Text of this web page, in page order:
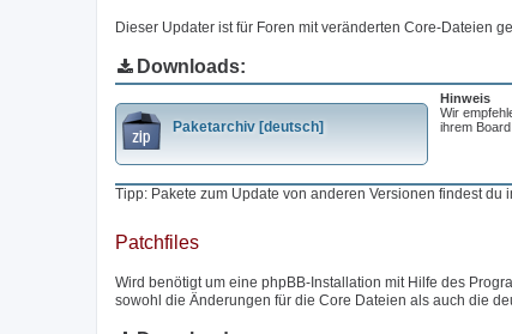
Dieser Updater ist für Foren mit veränderten Core-Dateien
Downloads:
Paketarchiv [deutsch]
Hinweis
Wir
ihrem
Tipp: Pakete zum Update von anderen Versionen findest du
Patchfiles
Wird benötigt um eine phpBB-Installation mit Hilfe des
sowohl die Änderungen für die Core Dateien als auch die